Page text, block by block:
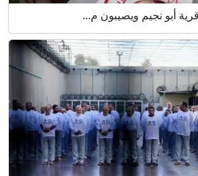
أبو نجيم ويصيبون م...